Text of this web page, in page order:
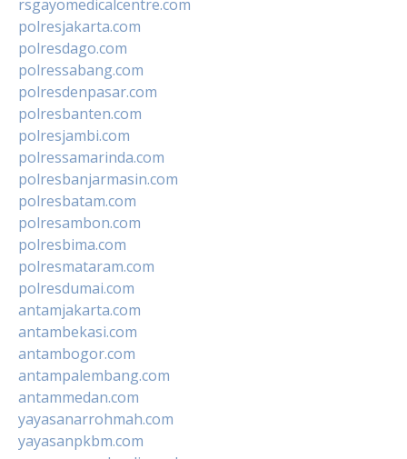
rsgayomedicalcentre.com
polresjakarta.com
polresdago.com
polressabang.com
polresdenpasar.com
polresbanten.com
polresjambi.com
polressamarinda.com
polresbanjarmasin.com
polresbatam.com
polresambon.com
polresbima.com
polresmataram.com
polresdumai.com
antamjakarta.com
antambekasi.com
antambogor.com
antampalembang.com
antammedan.com
yayasanarrohmah.com
yayasanpkbm.com